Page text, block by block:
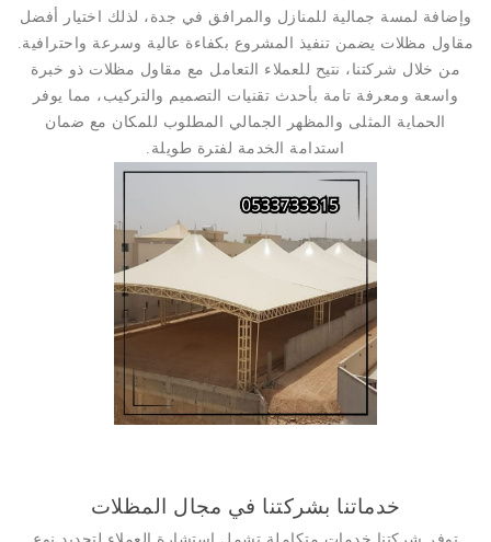
وإضافة لمسة جمالية للمنازل والمرافق في جدة، لذلك اختيار أفضل
مقاول مظلات يضمن تنفيذ المشروع بكفاءة عالية وسرعة واحترافية.
من خلال شركتنا، نتيح للعملاء التعامل مع مقاول مظلات ذو خبرة
واسعة ومعرفة تامة بأحدث تقنيات التصميم والتركيب، مما يوفر
الحماية المثلى والمظهر الجمالي المطلوب للمكان مع ضمان
استدامة الخدمة لفترة طويلة.
خدماتنا بشركتنا في مجال المظلات